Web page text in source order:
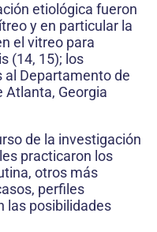
etiológica fueron
y en particular la
el vitreo para
(14, 15); los
Departamento de
Atlanta, Georgia
de la investigación
practicaron los
otros más
perfiles
las posibilidades